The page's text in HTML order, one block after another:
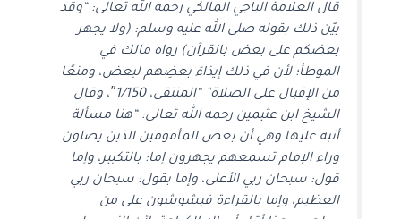
قال العلامة الباجي المالكي رحمه الله تعالى: “وقد
بيّن ذلك بقوله صلى الله عليه وسلم: (ولا يجهر
بعضكم على بعض بالقرآن) رواه مالك في
الموطأ؛ لأن في ذلك إيذاءَ بعضِهم لبعض، ومنعًا
من الإقبال على الصلاة” “المنتقى، 1/150″، وقال
الشيخ ابن عثيمين رحمه الله تعالى: “هنا مسألة
أنبه عليها وهي أن بعض المأمومين الذين يصلون
وراء الإمام تسمعهم يجهرون إما: بالتكبير، وإما
قول: سبحان ربي الأعلى، وإما بقول: سبحان ربي
العظيم، وإما بالقراءة فيشوشون على من